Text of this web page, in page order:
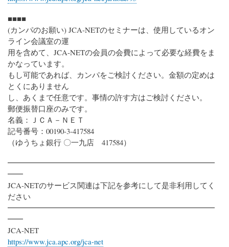
■■■■
(カンパのお願い) JCA-NETのセミナーは、使用しているオン
ライン会議室の運
用を含めて、JCA-NETの会員の会費によって必要な経費をま
かなっています。
もし可能であれば、カンパをご検討ください。金額の定めは
とくにありません
し、あくまで任意です。事情の許す方はご検討ください。
郵便振替口座のみです。
名義：ＪＣＡ－ＮＥＴ
記号番号：00190-3-417584
（ゆうちょ銀行 〇一九店 417584）
━━━━━━━━━━━━━━━━━━━━━━━━━━━
━━
JCA-NETのサービス関連は下記を参考にして是非利用してく
ださい
━━━━━━━━━━━━━━━━━━━━━━━━━━━
━━
JCA-NET
https://www.jca.apc.org/jca-net